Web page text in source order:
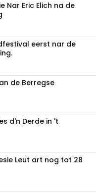
Nar Eric Elich na de
eerst nar de
de Berregse
d'n Derde in 't
Leut art nog tot 28